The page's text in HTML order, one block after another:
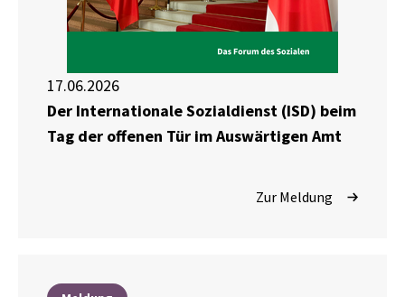
17.06.2026
Der Internationale Sozialdienst (ISD) beim
Tag der offenen Tür im Auswärtigen Amt
Zur Meldung